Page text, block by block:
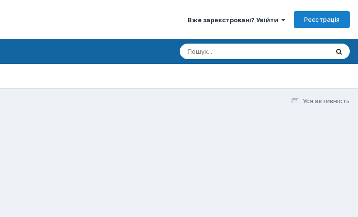
Вже зареєстровані? Увійти Реєстрація
Уся активність